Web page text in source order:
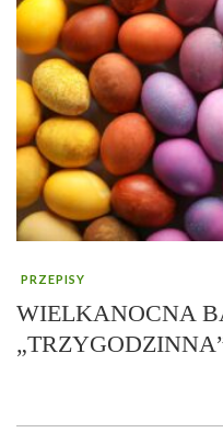
PRZEPISY
WIELKANOCNA